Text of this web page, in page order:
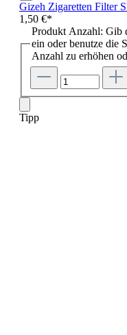
Gizeh Zigaretten Filter
1,50 €*
Produkt Anzahl: Gib
ein oder benutze die
Anzahl zu erhöhen
Tipp